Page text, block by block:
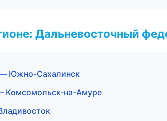
Дальневосточный
— Южно-Сахалинск
Комсомольск-на-Амуре